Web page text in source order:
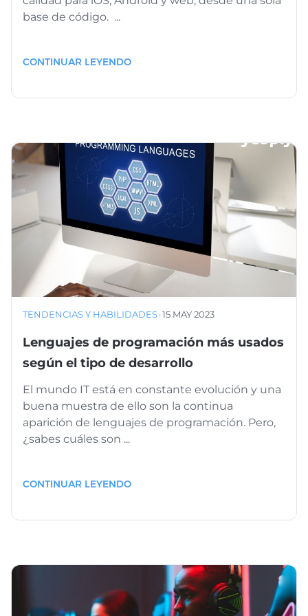
base de código. ...
CONTINUAR LEYENDO
TENDENCIAS Y HABILIDADES·15 MAY 2023
Lenguajes de programación más usados
según el tipo de desarrollo
El mundo IT está en constante evolución y una
buena muestra de ello son la continua
aparición de lenguajes de programación. Pero,
¿sabes cuáles son ...
CONTINUAR LEYENDO